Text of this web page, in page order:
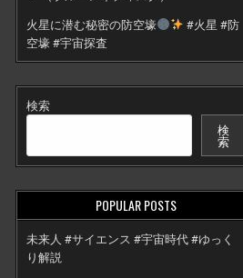
火星に潜む秘密の防空壕
#火星 #防
空壕 #宇宙探査
検索
検
索
POPULAR POSTS
未来人 #サイエンス #宇宙時代 #ゆっく
り解説